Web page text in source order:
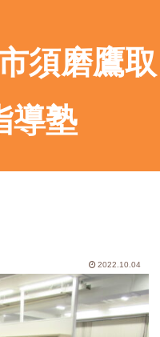
須磨鷹取
導塾
2022.10.04